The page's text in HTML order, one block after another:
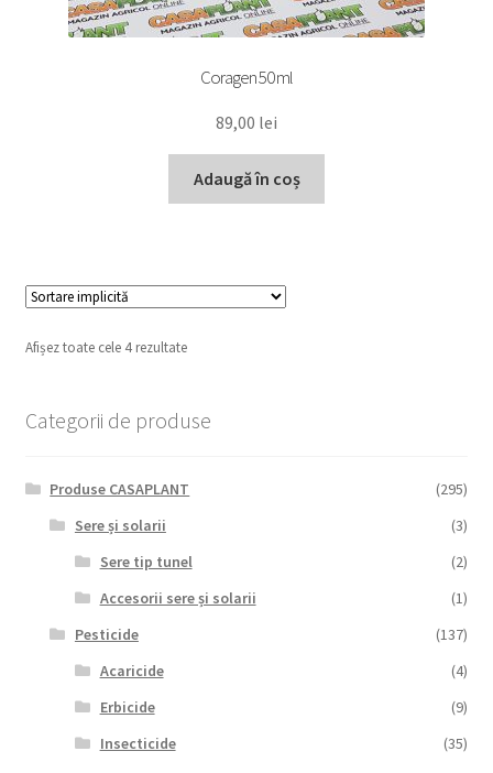
Coragen 50 ml
89,00 lei
Adaugă în coș
Afișez toate cele 4 rezultate
Categorii de produse
Produse CASAPLANT
(295)
Sere și solarii
(3)
Sere tip tunel
(2)
Accesorii sere și solarii
(1)
Pesticide
(137)
Acaricide
(4)
Erbicide
(9)
Insecticide
(35)